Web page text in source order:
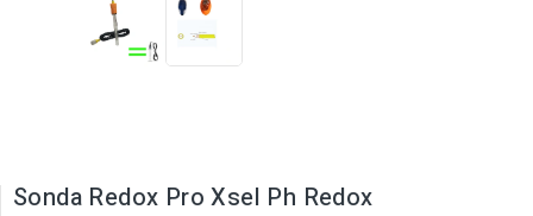
Sonda Redox Pro Xsel Ph Redox